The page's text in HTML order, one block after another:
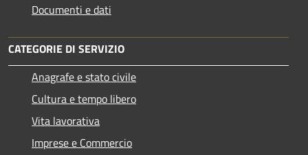
Documenti e dati
CATEGORIE DI SERVIZIO
Anagrafe e stato civile
Cultura e tempo libero
Vita lavorativa
Imprese e Commercio